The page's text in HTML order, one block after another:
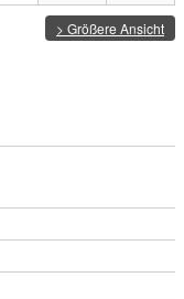
> Größere Ansicht